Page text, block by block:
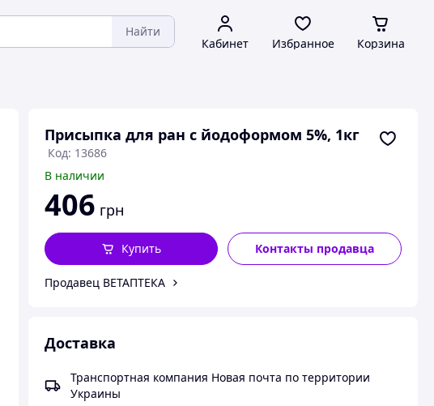
Найти
Кабинет Избранное Корзина
Присыпка для ран с йодоформом 5%, 1кг
Код: 13686
В наличии
406 грн
Контакты продавца
Купить
Продавец ВЕТАПТЕКА
Доставка
Транспортная компания Новая почта по территории
Украины